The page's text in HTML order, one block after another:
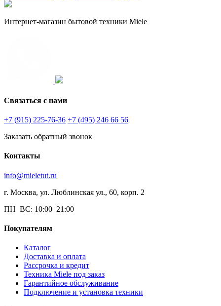
Интернет-магазин бытовой техники Miele
Связаться с нами
+7 (915) 225-76-36 +7 (495) 246 66 56
Заказать обратный звонок
Контакты
info@mieletut.ru
г. Москва, ул. Люблинская ул., 60, корп. 2
ПН–ВС: 10:00–21:00
Покупателям
Каталог
Доставка и оплата
Рассрочка и кредит
Техника Miele под заказ
Гарантийное обслуживание
Подключение и установка техники